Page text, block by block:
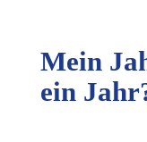
Mein
ein